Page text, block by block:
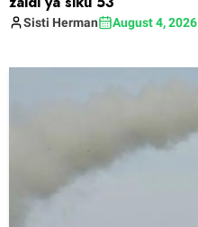
Sisti Herman August 4, 2026